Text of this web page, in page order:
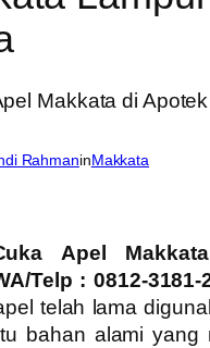
RahmaninMakkata
Apel
Telp : 0812-3181-
telah lama
bahan alami yang